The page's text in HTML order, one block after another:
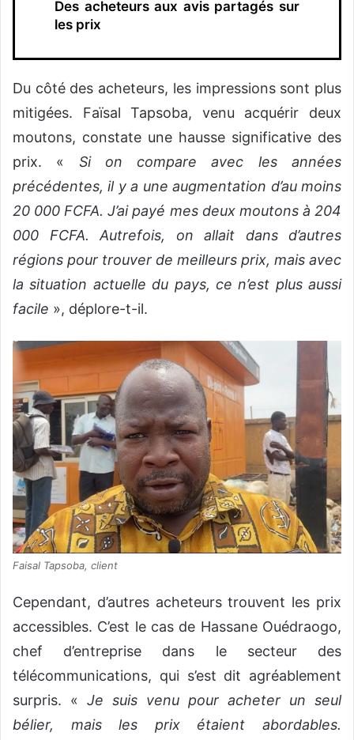
Des acheteurs aux avis partagés sur
les prix
Du côté des acheteurs, les impressions sont plus
mitigées. Faïsal Tapsoba, venu acquérir deux
moutons, constate une hausse significative des
prix. « Si on compare avec les années
précédentes, il y a une augmentation d’au moins
20 000 FCFA. J’ai payé mes deux moutons à 204
000 FCFA. Autrefois, on allait dans d’autres
régions pour trouver de meilleurs prix, mais avec
la situation actuelle du pays, ce n’est plus aussi
facile », déplore-t-il.
Faisal Tapsoba, client
Cependant, d’autres acheteurs trouvent les prix
accessibles. C’est le cas de Hassane Ouédraogo,
chef d’entreprise dans le secteur des
télécommunications, qui s’est dit agréablement
surpris. « Je suis venu pour acheter un seul
bélier, mais les prix étaient abordables.